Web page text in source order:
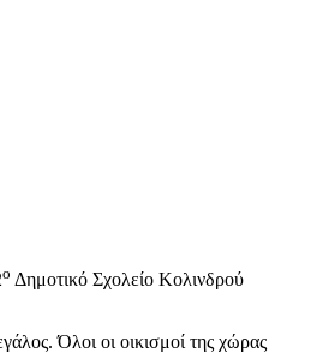
ο Δημοτικό Σχολείο Κολινδρού
Όλοι οι οικισμοί της χώρας